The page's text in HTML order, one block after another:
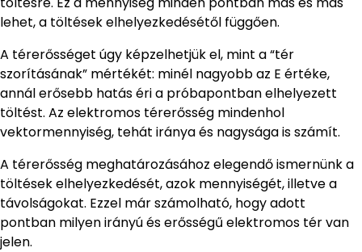
lehet, a töltések elhelyezkedésétől függően.
A térerősséget úgy képzelhetjük el, mint a “tér
szorításának” mértékét: minél nagyobb az E értéke,
annál erősebb hatás éri a próbapontban elhelyezett
töltést. Az elektromos térerősség mindenhol
vektormennyiség, tehát iránya és nagysága is számít.
A térerősség meghatározásához elegendő ismernünk a
töltések elhelyezkedését, azok mennyiségét, illetve a
távolságokat. Ezzel már számolható, hogy adott
pontban milyen irányú és erősségű elektromos tér van
jelen.